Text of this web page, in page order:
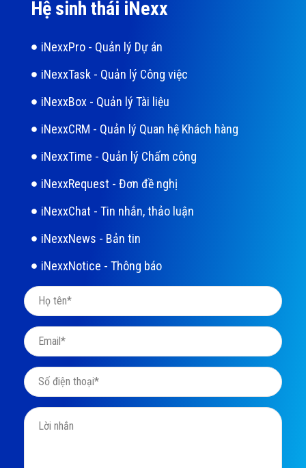
Hệ sinh thái iNexx
iNexxPro - Quản lý Dự án
iNexxTask - Quản lý Công việc
iNexxBox - Quản lý Tài liệu
iNexxCRM - Quản lý Quan hệ Khách hàng
iNexxTime - Quản lý Chấm công
iNexxRequest - Đơn đề nghị
iNexxChat - Tin nhắn, thảo luận
iNexxNews - Bản tin
iNexxNotice - Thông báo